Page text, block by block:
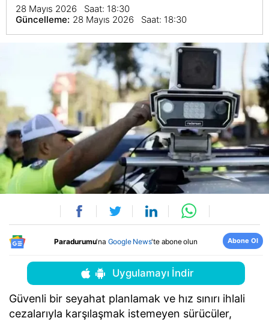
28 Mayıs 2026 Saat: 18:30
Güncelleme: 28 Mayıs 2026 Saat: 18:30
Paradurumu'na Google News'te abone olun Abone Ol
Uygulamayı İndir
Güvenli bir seyahat planlamak ve hız sınırı ihlali
cezalarıyla karşılaşmak istemeyen sürücüler,